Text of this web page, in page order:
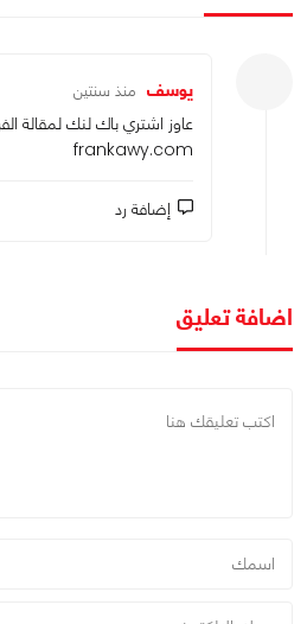
يوسف منذ سنتين
عاوز اشتري باك لنك لمقالة
frankawy.com
إضافة رد
اضافة تعليق